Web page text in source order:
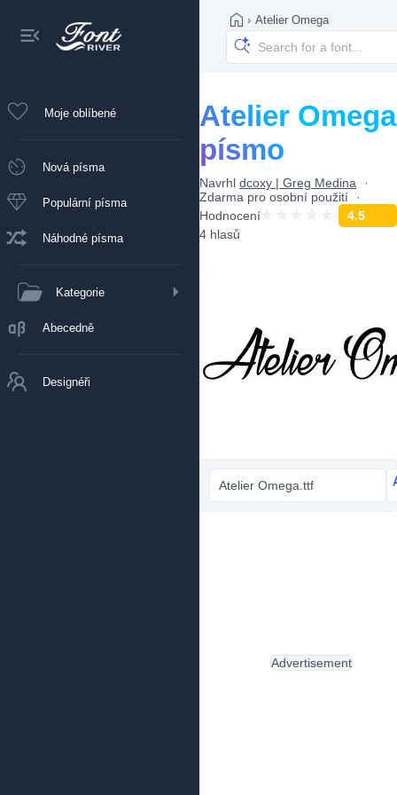
Moje oblíbené
Nová písma
Populární písma
Náhodné písma
Kategorie
Abecedně
Designéři
› Atelier Omega
Atelier Omega
písmo
Navrhl dcoxy | Greg Medina
Zdarma pro osobní použití
Hodnocení
4.5
4 hlasů
Atelier Omega.ttf
Advertisement